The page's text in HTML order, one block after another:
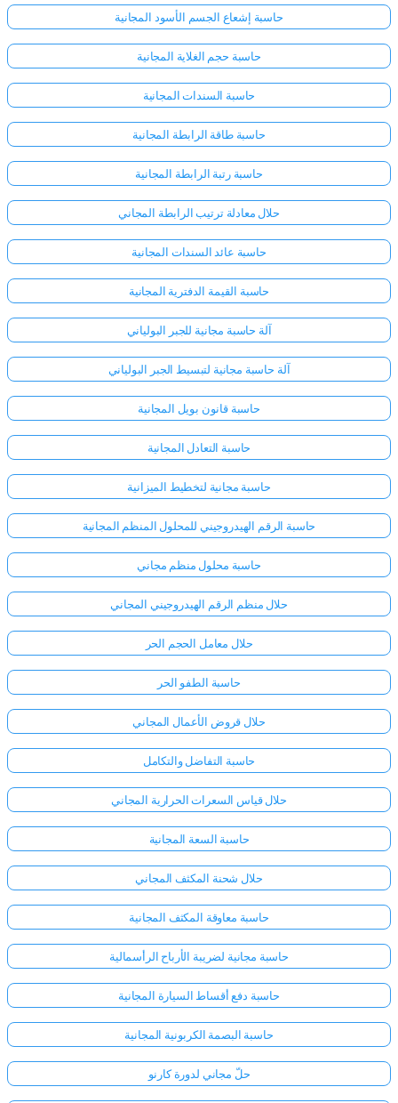
توجد
بعد
اطرح
سؤالك
الأول
حاسبة إشعاع الجسم الأسود المجانية
حاسبة حجم الغلاية المجانية
حاسبة السندات المجانية
حاسبة طاقة الرابطة المجانية
حاسبة رتبة الرابطة المجانية
حلال معادلة ترتيب الرابطة المجاني
حاسبة عائد السندات المجانية
حاسبة القيمة الدفترية المجانية
آلة حاسبة مجانية للجبر البولياني
آلة حاسبة مجانية لتبسيط الجبر البولياني
حاسبة قانون بويل المجانية
حاسبة التعادل المجانية
حاسبة مجانية لتخطيط الميزانية
حاسبة الرقم الهيدروجيني للمحلول المنظم المجانية
حاسبة محلول منظم مجاني
حلال منظم الرقم الهيدروجيني المجاني
حلال معامل الحجم الحر
حاسبة الطفو الحر
حلال قروض الأعمال المجاني
حاسبة التفاضل والتكامل
حلال قياس السعرات الحرارية المجاني
حاسبة السعة المجانية
حلال شحنة المكثف المجاني
حاسبة معاوقة المكثف المجانية
حاسبة مجانية لضريبة الأرباح الرأسمالية
حاسبة دفع أقساط السيارة المجانية
حاسبة البصمة الكربونية المجانية
حلّ مجاني لدورة كارنو